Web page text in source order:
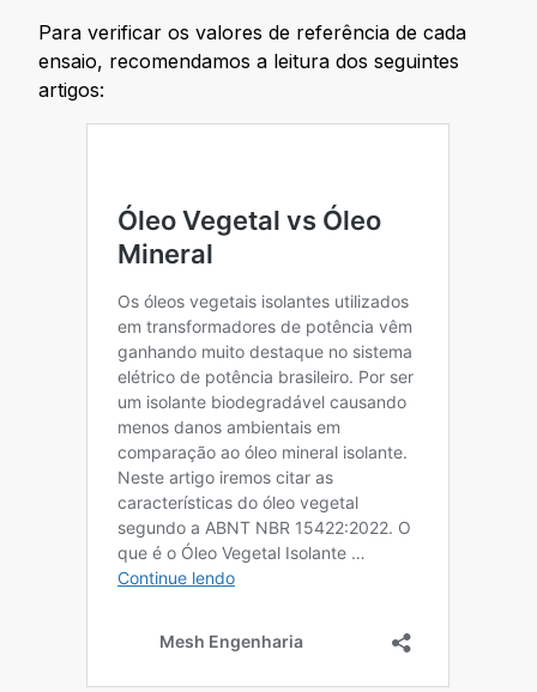
Para verificar os valores de referência de cada
ensaio, recomendamos a leitura dos seguintes
artigos: